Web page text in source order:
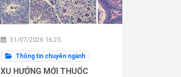
31/07/2026 16:25
Thông tin chuyên ngành
XU HƯỚNG MỚI THUỐC